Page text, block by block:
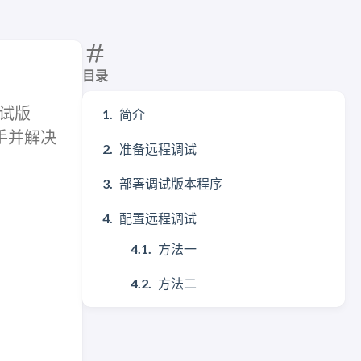
目录
简介
准备远程调试
部署调试版本程序
配置远程调试
方法一
方法二
版
并解决